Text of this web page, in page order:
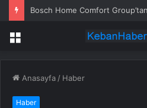
Menü
Anasayfa / Haber
Haber